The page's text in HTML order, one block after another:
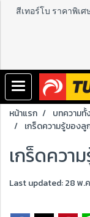
สีเทอร์โบ ราคาพิเศ
หน้าแรก บทความทั้
เกร็ดความรู้ของลู
เกร็ดควา
Last updated: 28 พ.